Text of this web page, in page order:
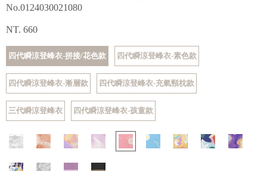
No.0124030021080
NT. 660
四代瞬涼登峰衣-拼接/花色款 四代瞬涼登峰衣-素色款
四代瞬涼登峰衣-漸層款 四代瞬涼登峰衣-充氣頸枕款
三代瞬涼登峰衣 四代瞬涼登峰衣-孩童款